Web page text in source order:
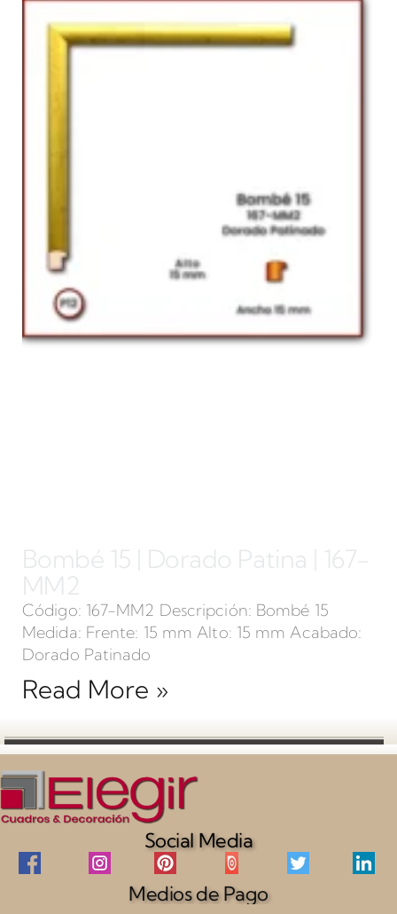
Bombé 15 | Dorado Patina | 167-
MM2
Código: 167-MM2 Descripción: Bombé 15
Medida: Frente: 15 mm Alto: 15 mm Acabado:
Dorado Patinado
Read More »
Social Media
Medios de Pago